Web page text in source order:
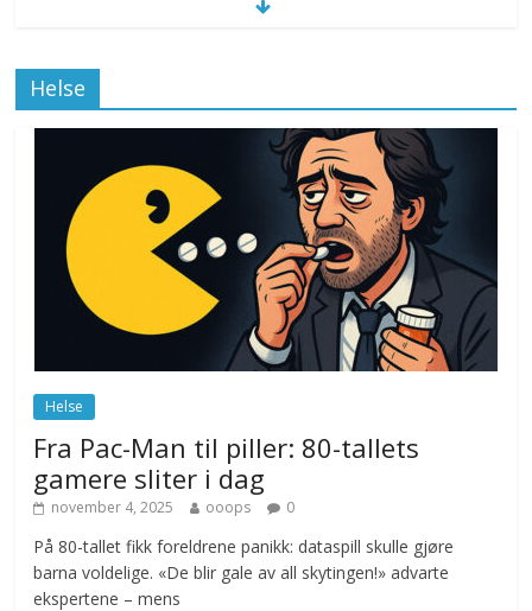
Drone stopper flytrafikken i Stockholm,
ekspert mistenker MDG
november 6, 2025 No Comments
Norge innfører nullvisjon for nedbør
juni 23, 2026 No Comments
Helse
Helse
Fra Pac-Man til piller: 80-tallets
gamere sliter i dag
november 4, 2025 ooops 0
På 80-tallet fikk foreldrene panikk: dataspill skulle gjøre
barna voldelige. «De blir gale av all skytingen!» advarte
ekspertene – mens